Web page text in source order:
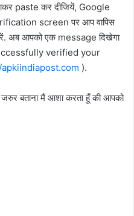
paste कर दीजियें, Google
screen पर आप वापिस
अब आपको एक message दिखेगा
verified your
).
बताना मैं आशा करता हूँ की आपको